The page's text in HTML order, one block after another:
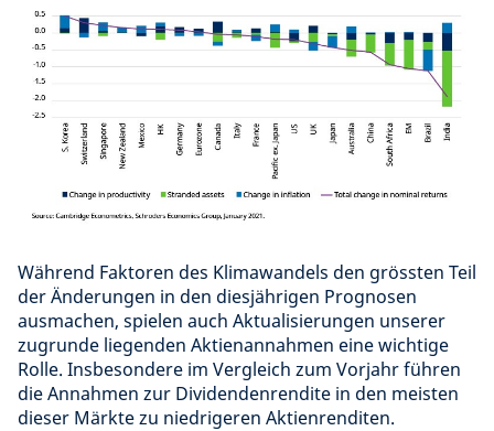
Während Faktoren des Klimawandels den grössten Teil
der Änderungen in den diesjährigen Prognosen
ausmachen, spielen auch Aktualisierungen unserer
zugrunde liegenden Aktienannahmen eine wichtige
Rolle. Insbesondere im Vergleich zum Vorjahr führen
die Annahmen zur Dividendenrendite in den meisten
dieser Märkte zu niedrigeren Aktienrenditen.